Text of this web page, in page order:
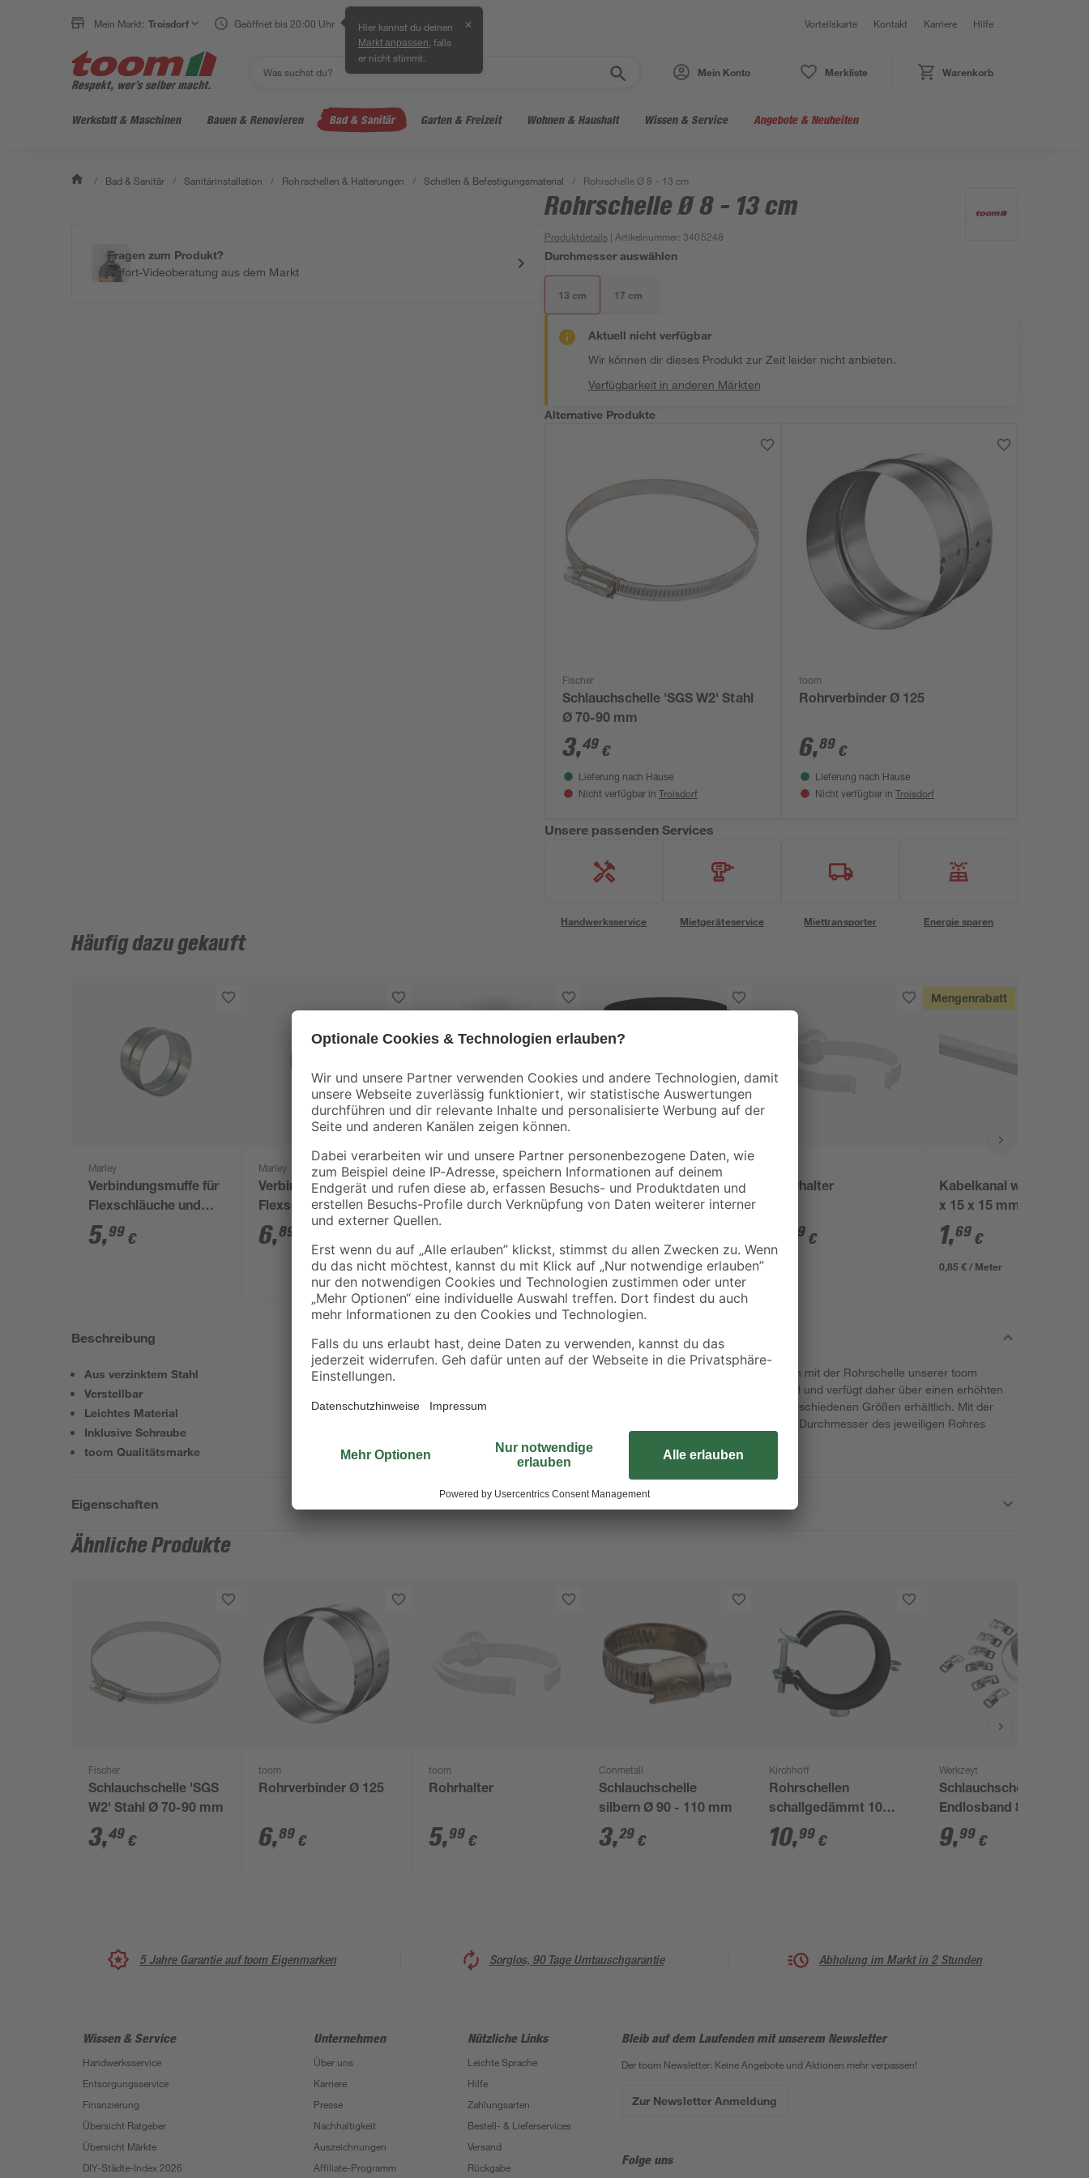
Mein Markt: Troisdorf Geöffnet bis 20:00 Uhr Hier kannst du deinen
Markt anpassen , falls
er nicht stimmt.
✕ Vorteilskarte Kontakt Karriere Hilfe
Mein Konto Merkliste Warenkorb
Werkstatt & Maschinen Bauen & Renovieren Bad & Sanitär Garten & Freizeit Wohnen & Haushalt Wissen & Service Angebote & Neuheiten
/ Bad & Sanitär / Sanitärinstallation / Rohrschellen & Halterungen / Schellen & Befestigungsmaterial / Rohrschelle Ø 8 - 13 cm
Fragen zum Produkt?
Sofort-Videoberatung aus dem Markt
Rohrschelle Ø 8 - 13 cm
Produktdetails | Artikelnummer:3405248
Durchmesser auswählen
13 cm 17 cm
Aktuell nicht verfügbar
Wir können dir dieses Produkt zur Zeit leider nicht anbieten.
Verfügbarkeit in anderen Märkten
Alternative Produkte
Fischer
Schlauchschelle 'SGS W2' Stahl
Ø 70-90 mm
3,49 €
Lieferung nach Hause
Nicht verfügbar in Troisdorf
toom
Rohrverbinder Ø 125
6,89 €
Lieferung nach Hause
Nicht verfügbar in Troisdorf
Unsere passenden Services
Handwerksservice Mietgeräteservice Miettransporter Energie sparen
Häufig dazu gekauft
Marley
Verbindungsmuffe für
Flexschläuche und
Lüftungsrohre Ø 100,
Länge 140 mm
5,99 €
Marley
Verbindungsmuffe für
Flexschläuche und
Lüftungsrohre Ø 125,
Länge 140 mm
6,89
toom
Kondenswassersammler
toom
Verbindungsmuffe Ø
12,5 cm
Rohrhalter
99 €
Mengenrabatt
Kabelkanal weiß 2000
x 15 x 15 mm
1,69 €
0,85 € / Meter
Beschreibung
Aus verzinktem Stahl
Verstellbar
Leichtes Material
Inklusive Schraube
toom Qualitätsmarke
Rohre lassen sich schnell und einfach befestigen mit der Rohrschelle unserer toom
Qualitätsmarke. Sie besteht aus verzinktem Stahl und verfügt daher über einen erhöhten
Korrosionsschutz. Die Rohrschelle ist in zwei verschiedenen Größen erhältlich. Mit der
mitgelieferten Schraube wird die Schelle an den Durchmesser des jeweiligen Rohres
angepasst und festgezogen.
Eigenschaften
Ähnliche Produkte
Fischer
Schlauchschelle 'SGS
W2' Stahl Ø 70-90 mm
3,49 €
toom
Rohrverbinder Ø 125
6,89 €
toom
Rohrhalter
5,99 €
Conmetall
Schlauchschelle
silbern Ø 90 - 110 mm
3,29 €
Kirchhoff
Rohrschellen
schallgedämmt 10
Stück Ø 1,4 - 1,9 cm
10,99 €
Werkzeyt
Schlauchschellen-
Endlosband 8 mm x 3
m
9,99 €
5 Jahre Garantie auf toom Eigenmarken Sorglos, 90 Tage Umtauschgarantie Abholung im Markt in 2 Stunden
Wissen & Service
Handwerksservice
Entsorgungsservice
Finanzierung
Übersicht Ratgeber
Übersicht Märkte
DIY-Städte-Index 2026
Unternehmen
Über uns
Karriere
Presse
Nachhaltigkeit
Auszeichnungen
Affiliate-Programm
Nützliche Links
Leichte Sprache
Hilfe
Zahlungsarten
Bestell- & Lieferservices
Versand
Rückgabe
Bleib auf dem Laufenden mit unserem Newsletter
Der toom Newsletter: Keine Angebote und Aktionen mehr verpassen!
Zur Newsletter Anmeldung
Folge uns